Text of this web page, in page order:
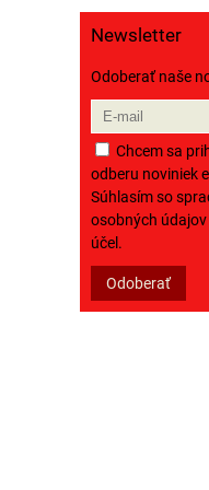
Newsletter
Odoberať naše
Chcem sa
odberu noviniek
Súhlasím so
osobných
účel.
Odoberať